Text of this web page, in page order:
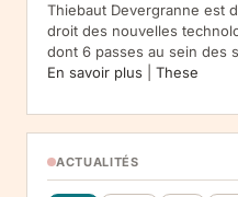
Thiebaut Devergranne est
droit des nouvelles
dont 6 passes au sein des
En savoir plus
These
ACTUALITÉS